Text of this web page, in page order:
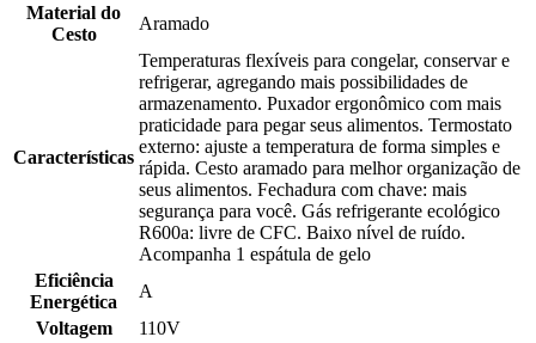
Material do
Cesto
Aramado
Características
Temperaturas flexíveis para congelar, conservar e
refrigerar, agregando mais possibilidades de
armazenamento. Puxador ergonômico com mais
praticidade para pegar seus alimentos. Termostato
externo: ajuste a temperatura de forma simples e
rápida. Cesto aramado para melhor organização de
seus alimentos. Fechadura com chave: mais
segurança para você. Gás refrigerante ecológico
R600a: livre de CFC. Baixo nível de ruído.
Acompanha 1 espátula de gelo
Eficiência
Energética
A
Voltagem
110V